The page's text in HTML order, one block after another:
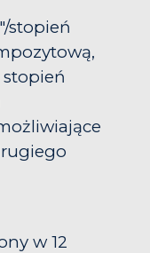
stopień
stopień
w 12